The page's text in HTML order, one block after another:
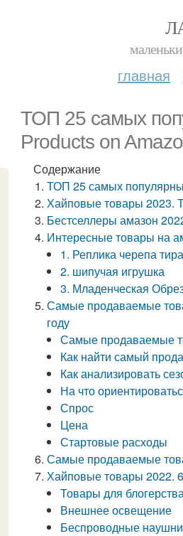
главная
ТОП 25 самых
Products on
Содержание
ТОП 25 самых
Хайповые товары 2023.
Бестселлеры амазон
Интересные товары на
1. Реплика черепа
2. шипучая игрушка
3. Младенческая
Самые продаваемые
году
Самые продаваемые
Как найти самый
Как анализировать
На что
Спрос
Цена
Стартовые расходы
Самые продаваемые
Хайповые товары 2022.
Товары для
Внешнее освещение
Беспроводные